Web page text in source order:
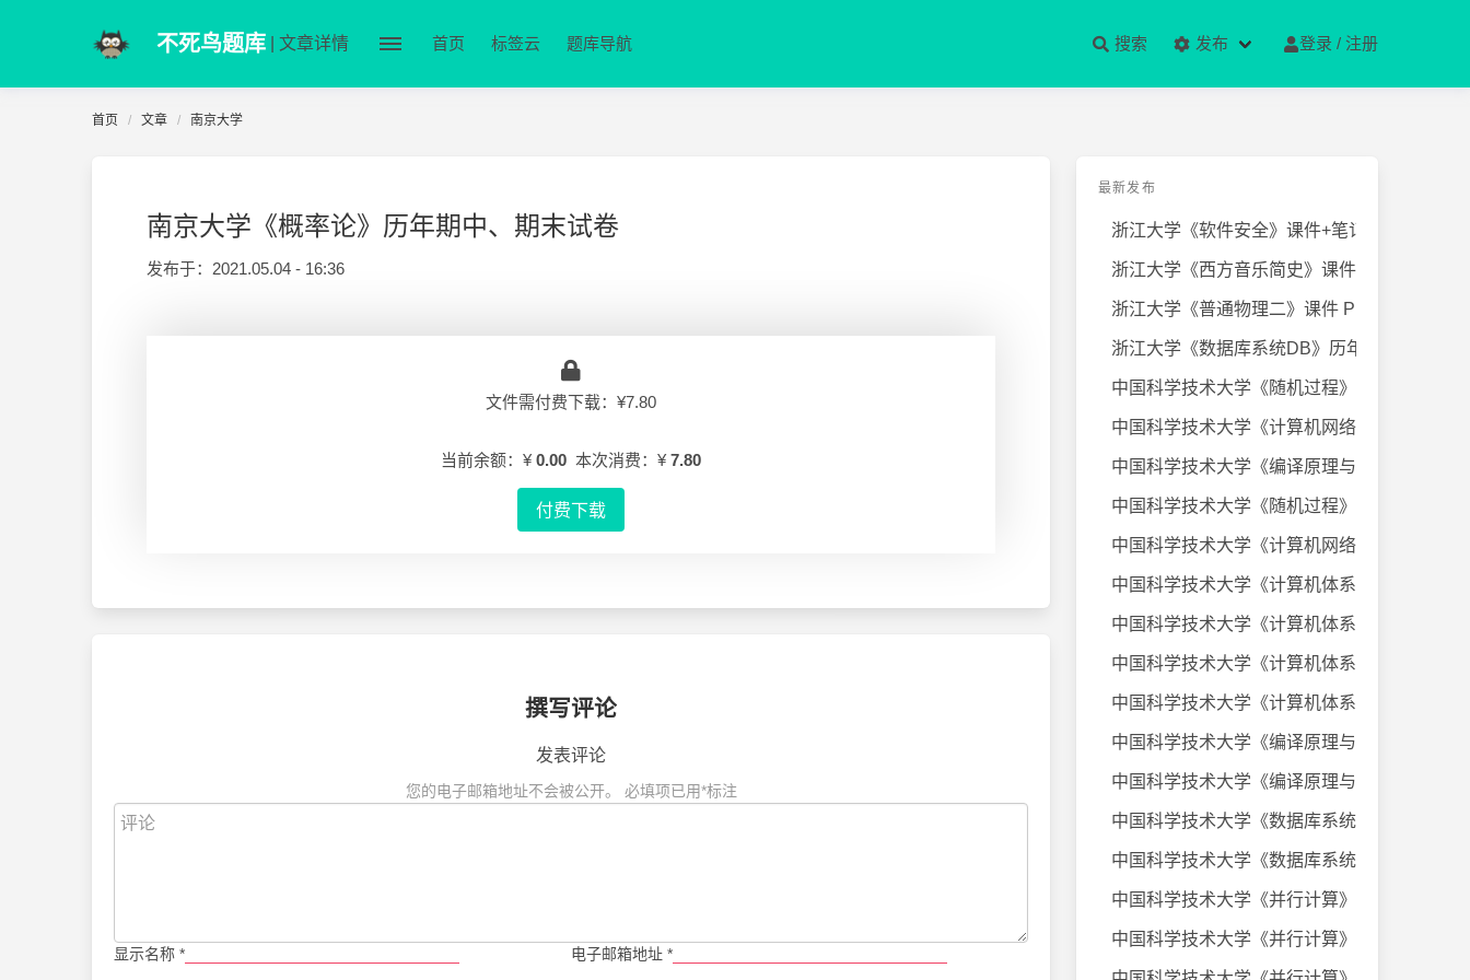
不死鸟题库 | 文章详情 首页 标签云 题库导航 搜索 发布 登录 / 注册
首页 文章 南京大学
南京大学《概率论》历年期中、期末试卷
发布于： 2021.05.04 - 16:36
文件需付费下载：¥7.80
当前余额：¥ 0.00 本次消费：¥ 7.80
付费下载
撰写评论
发表评论
您的电子邮箱地址不会被公开。 必填项已用*标注
显示名称 * 电子邮箱地址 *
最新发布
浙江大学《软件安全》课件+笔记
浙江大学《西方音乐简史》课件+笔
浙江大学《普通物理二》课件 PPT
浙江大学《数据库系统DB》历年试卷
中国科学技术大学《随机过程》近几
中国科学技术大学《计算机网络》课
中国科学技术大学《编译原理与技术
中国科学技术大学《随机过程》课件
中国科学技术大学《计算机网络》20
中国科学技术大学《计算机体系结构
中国科学技术大学《计算机体系结构
中国科学技术大学《计算机体系结构
中国科学技术大学《计算机体系结构
中国科学技术大学《编译原理与技术
中国科学技术大学《编译原理与技术
中国科学技术大学《数据库系统及应
中国科学技术大学《数据库系统及应
中国科学技术大学《并行计算》考试
中国科学技术大学《并行计算》考试